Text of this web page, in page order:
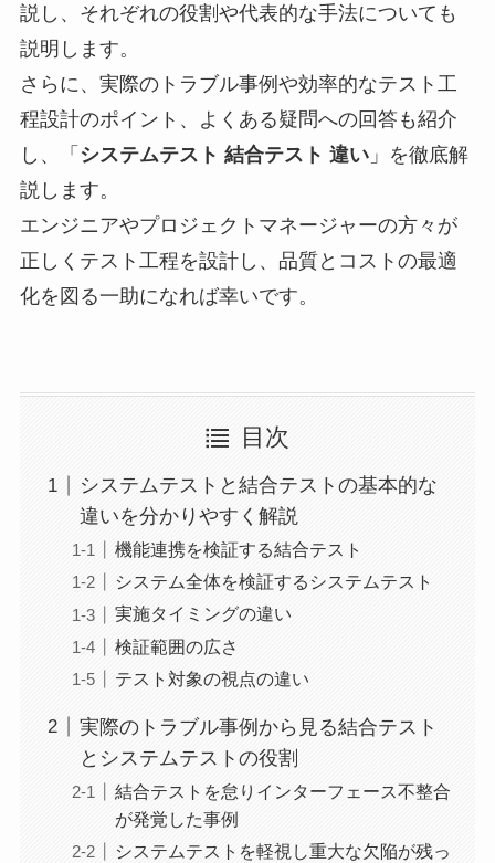
説し、それぞれの役割や代表的な手法についても
説明します。
さらに、実際のトラブル事例や効率的なテスト工
程設計のポイント、よくある疑問への回答も紹介
し、「 システムテスト 結合テスト 違い」を徹底解
説します。
エンジニアやプロジェクトマネージャーの方々が
正しくテスト工程を設計し、品質とコストの最適
化を図る一助になれば幸いです。
目次
システムテストと結合テストの基本的な
違いを分かりやすく解説
機能連携を検証する結合テスト
システム全体を検証するシステムテスト
実施タイミングの違い
検証範囲の広さ
テスト対象の視点の違い
実際のトラブル事例から見る結合テスト
とシステムテストの役割
結合テストを怠りインターフェース不整合
が発覚した事例
システムテストを軽視し重大な欠陥が残っ